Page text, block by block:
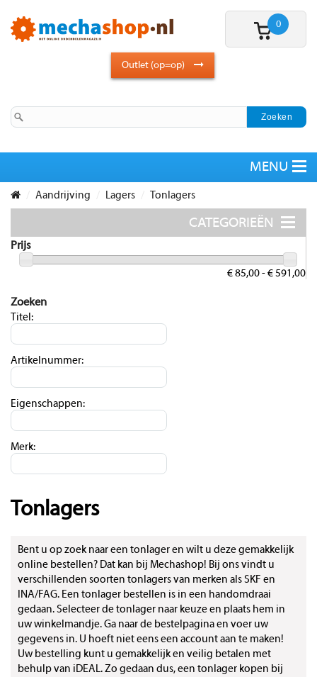
0
Outlet (op=op)
Aandrijving Lagers Tonlagers
Prijs
€ 85,00 - € 591,00
Zoeken
Titel:
Artikelnummer:
Eigenschappen:
Merk:
Tonlagers
Bent u op zoek naar een tonlager en wilt u deze gemakkelijk
online bestellen? Dat kan bij Mechashop! Bij ons vindt u
verschillenden soorten tonlagers van merken als SKF en
INA/FAG. Een tonlager bestellen is in een handomdraai
gedaan. Selecteer de tonlager naar keuze en plaats hem in
uw winkelmandje. Ga naar de bestelpagina en voer uw
gegevens in. U hoeft niet eens een account aan te maken!
Uw bestelling kunt u gemakkelijk en veilig betalen met
behulp van iDEAL. Zo gedaan dus, een tonlager kopen bij